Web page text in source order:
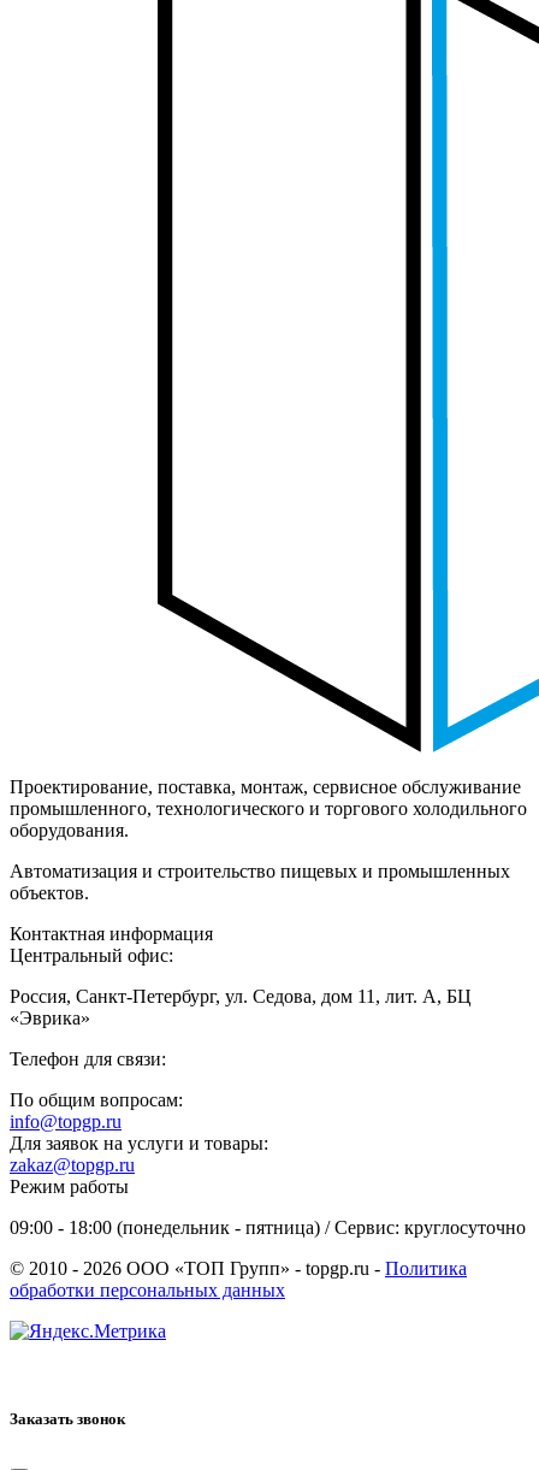
Проектирование, поставка, монтаж, сервисное обслуживание
промышленного, технологического и торгового холодильного
оборудования.
Автоматизация и строительство пищевых и промышленных
объектов.
Контактная информация
Центральный офис:
Россия, Санкт-Петербург, ул. Седова, дом 11, лит. А, БЦ
«Эврика»
Телефон для связи:
По общим вопросам:
info@topgp.ru
Для заявок на услуги и товары:
zakaz@topgp.ru
Режим работы
09:00 - 18:00 (понедельник - пятница) / Сервис: круглосуточно
© 2010 - 2026 ООО «ТОП Групп» - topgp.ru - Политика
обработки персональных данных
Заказать звонок